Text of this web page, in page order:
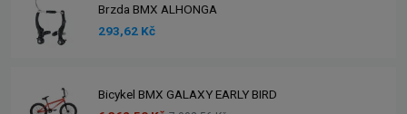
Brzda BMX ALHONGA
293,62 Kč
Bicykel BMX GALAXY EARLY BIRD